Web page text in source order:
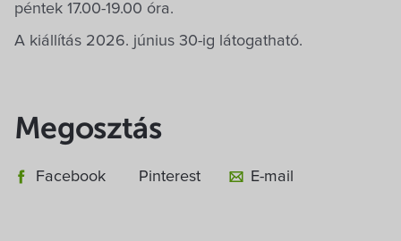
péntek 17.00-19.00 óra.
A kiállítás 2026. június 30-ig látogatható.
Megosztás
Facebook Pinterest E-mail